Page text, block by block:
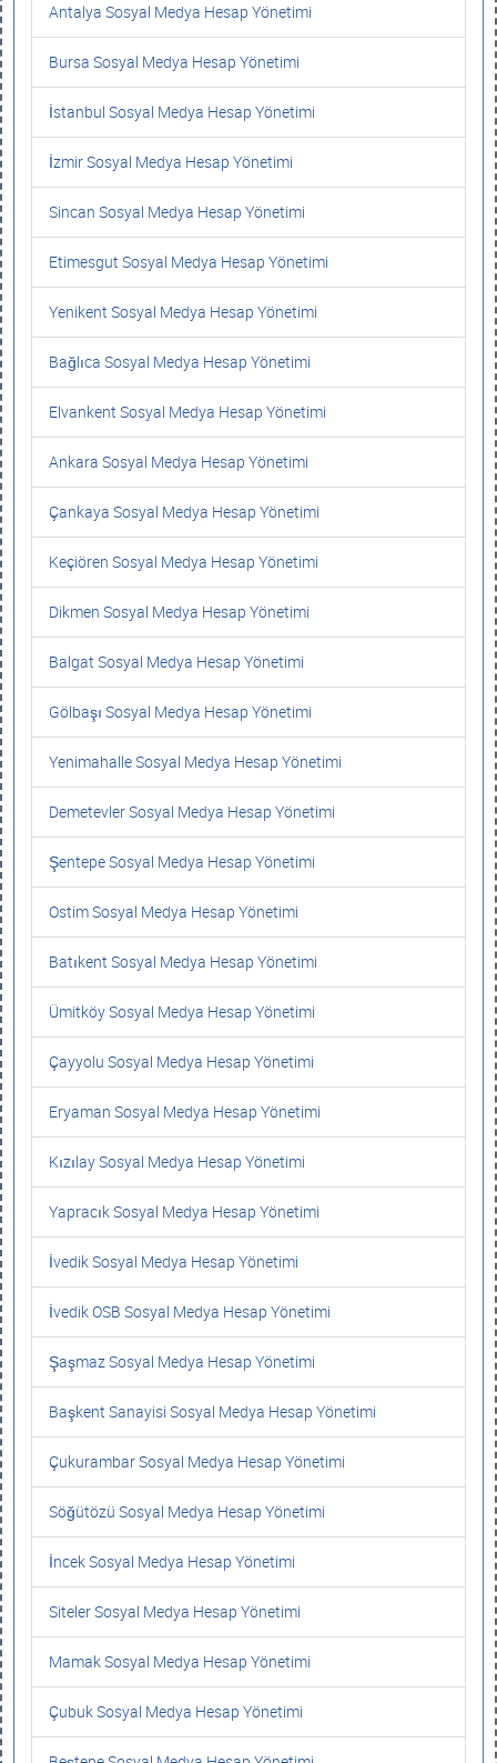
Antalya Sosyal Medya Hesap Yönetimi
Bursa Sosyal Medya Hesap Yönetimi
İstanbul Sosyal Medya Hesap Yönetimi
İzmir Sosyal Medya Hesap Yönetimi
Sincan Sosyal Medya Hesap Yönetimi
Etimesgut Sosyal Medya Hesap Yönetimi
Yenikent Sosyal Medya Hesap Yönetimi
Bağlıca Sosyal Medya Hesap Yönetimi
Elvankent Sosyal Medya Hesap Yönetimi
Ankara Sosyal Medya Hesap Yönetimi
Çankaya Sosyal Medya Hesap Yönetimi
Keçiören Sosyal Medya Hesap Yönetimi
Dikmen Sosyal Medya Hesap Yönetimi
Balgat Sosyal Medya Hesap Yönetimi
Gölbaşı Sosyal Medya Hesap Yönetimi
Yenimahalle Sosyal Medya Hesap Yönetimi
Demetevler Sosyal Medya Hesap Yönetimi
Şentepe Sosyal Medya Hesap Yönetimi
Ostim Sosyal Medya Hesap Yönetimi
Batıkent Sosyal Medya Hesap Yönetimi
Ümitköy Sosyal Medya Hesap Yönetimi
Çayyolu Sosyal Medya Hesap Yönetimi
Eryaman Sosyal Medya Hesap Yönetimi
Kızılay Sosyal Medya Hesap Yönetimi
Yapracık Sosyal Medya Hesap Yönetimi
İvedik Sosyal Medya Hesap Yönetimi
İvedik OSB Sosyal Medya Hesap Yönetimi
Şaşmaz Sosyal Medya Hesap Yönetimi
Başkent Sanayisi Sosyal Medya Hesap Yönetimi
Çukurambar Sosyal Medya Hesap Yönetimi
Söğütözü Sosyal Medya Hesap Yönetimi
İncek Sosyal Medya Hesap Yönetimi
Siteler Sosyal Medya Hesap Yönetimi
Mamak Sosyal Medya Hesap Yönetimi
Çubuk Sosyal Medya Hesap Yönetimi